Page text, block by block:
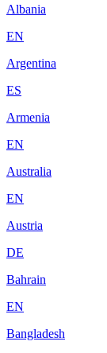
Albania
EN
Argentina
ES
Armenia
EN
Australia
EN
Austria
DE
Bahrain
EN
Bangladesh